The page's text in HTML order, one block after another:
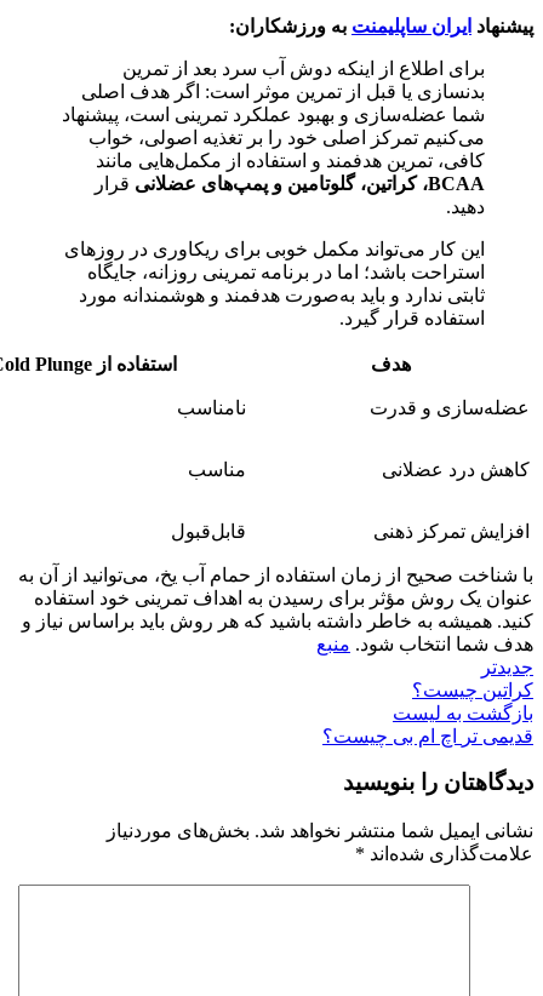
پیشنهاد ایران ساپلیمنت به ورزشکاران:
برای اطلاع از اینکه دوش آب سرد بعد از تمرین
بدنسازی یا قبل از تمرین موثر است: اگر هدف اصلی
شما عضله‌سازی و بهبود عملکرد تمرینی است، پیشنهاد
می‌کنیم تمرکز اصلی خود را بر تغذیه اصولی، خواب
کافی، تمرین هدفمند و استفاده از مکمل‌هایی مانند
BCAA، کراتین، گلوتامین و پمپ‌های عضلانی
قرار
دهید.
این کار می‌تواند مکمل خوبی برای ریکاوری در روزهای
استراحت باشد؛ اما در برنامه تمرینی روزانه، جایگاه
ثابتی ندارد و باید به‌صورت هدفمند و هوشمندانه مورد
استفاده قرار گیرد.
هدف استفاده از Cold Plunge
عضله‌سازی و قدرت نامناسب
کاهش درد عضلانی مناسب
افزایش تمرکز ذهنی قابل‌قبول
با شناخت صحیح از زمان استفاده از حمام آب یخ، می‌توانید از آن به
عنوان یک روش مؤثر برای رسیدن به اهداف تمرینی خود استفاده
کنید. همیشه به خاطر داشته باشید که هر روش باید براساس نیاز و
هدف شما انتخاب شود. منبع
جدیدتر
کراتین چیست؟
بازگشت به لیست
قدیمی تر
اچ ام بی چیست؟
دیدگاهتان را بنویسید
نشانی ایمیل شما منتشر نخواهد شد. بخش‌های موردنیاز
علامت‌گذاری شده‌اند *